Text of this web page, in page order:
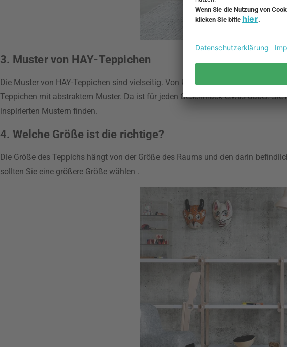
3. Muster von HAY-Teppichen
Die Muster von HAY-Teppichen sind vielseitig. Von klassischen Teppichen
Teppichen mit abstraktem Muster. Da ist für jeden Geschmack etwas dabei.
inspirierten Mustern finden.
4. Welche Größe ist die richtige?
Die Größe des Teppichs hängt von der Größe des Raums und den darin
sollten Sie eine größere Größe wählen .